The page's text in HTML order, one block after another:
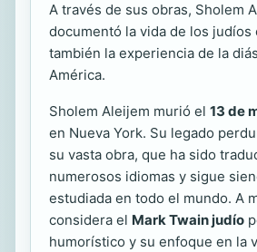
A través de sus obras, Sholem
documentó la vida de los judíos
también la experiencia de la
América.
Sholem Aleijem murió el 13 de
en Nueva York. Su legado
su vasta obra, que ha sido
numerosos idiomas y sigue
estudiada en todo el mundo. A
considera el Mark Twain judío
humorístico y su enfoque en la